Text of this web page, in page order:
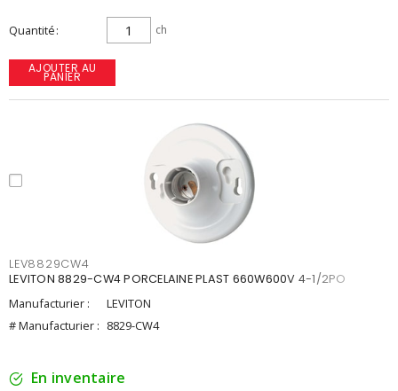
Quantité ch
AJOUTER AU
PANIER
LEV8829CW4
LEVITON 8829-CW4 PORCELAINE PLAST 660W600V 4-1/2PO
Manufacturier :
LEVITON
# Manufacturier : 8829-CW4
En inventaire